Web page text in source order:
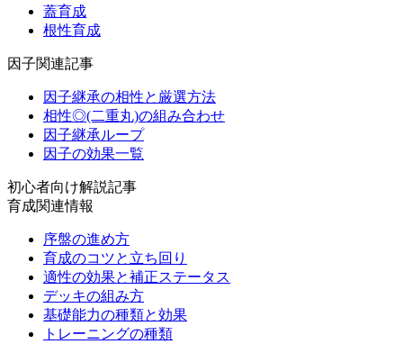
蓋育成
根性育成
因子関連記事
因子継承の相性と厳選方法
相性◎(二重丸)の組み合わせ
因子継承ループ
因子の効果一覧
初心者向け解説記事
育成関連情報
序盤の進め方
育成のコツと立ち回り
適性の効果と補正ステータス
デッキの組み方
基礎能力の種類と効果
トレーニングの種類